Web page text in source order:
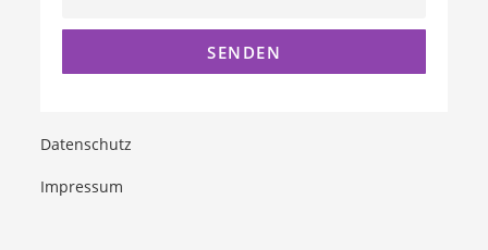
Datenschutz
Impressum